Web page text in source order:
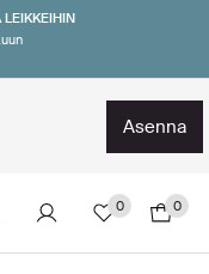
LEIKKEIHIN
asenna
0 0